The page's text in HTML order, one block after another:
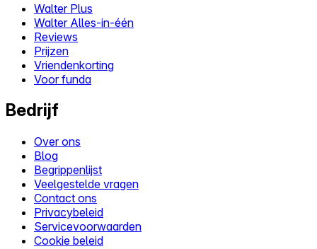
Walter Plus
Walter Alles-in-één
Reviews
Prijzen
Vriendenkorting
Voor funda
Bedrijf
Over ons
Blog
Begrippenlijst
Veelgestelde vragen
Contact ons
Privacybeleid
Servicevoorwaarden
Cookie beleid